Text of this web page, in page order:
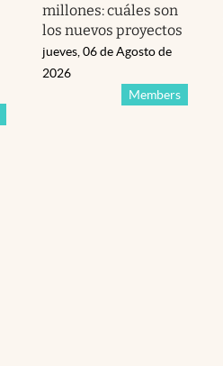
millones: cuáles son
los nuevos proyectos
Members
jueves, 06 de Agosto de
2026